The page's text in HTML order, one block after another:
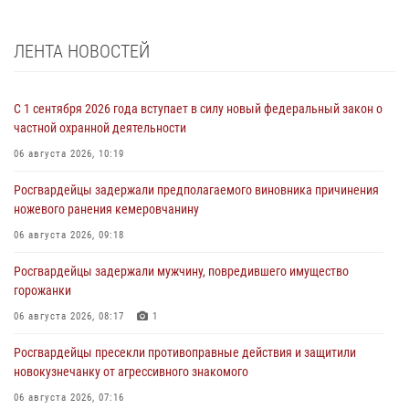
ЛЕНТА НОВОСТЕЙ
С 1 сентября 2026 года вступает в силу новый федеральный закон о
частной охранной деятельности
06 августа 2026, 10:19
Росгвардейцы задержали предполагаемого виновника причинения
ножевого ранения кемеровчанину
06 августа 2026, 09:18
Росгвардейцы задержали мужчину, повредившего имущество
горожанки
06 августа 2026, 08:17 1
Росгвардейцы пресекли противоправные действия и защитили
новокузнечанку от агрессивного знакомого
06 августа 2026, 07:16